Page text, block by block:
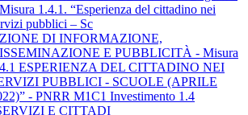
1.4.1. “Esperienza del cittadino nei
pubblici – Sc
DI INFORMAZIONE,
E PUBBLICITÀ - Misura
ESPERIENZA DEL CITTADINO NEI
PUBBLICI - SCUOLE (APRILE
- PNRR M1C1 Investimento 1.4
E CITTADI